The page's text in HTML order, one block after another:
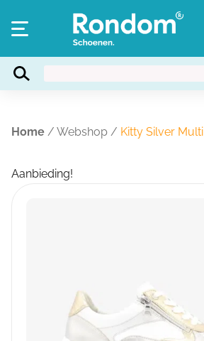
Home / Webshop / Kitty Silver Multi
Aanbieding!